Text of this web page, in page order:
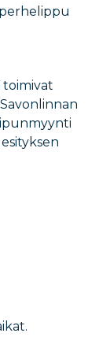
perhelippu
toimivat